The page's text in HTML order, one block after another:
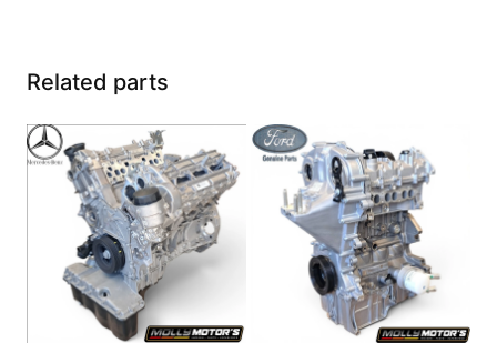
Related parts